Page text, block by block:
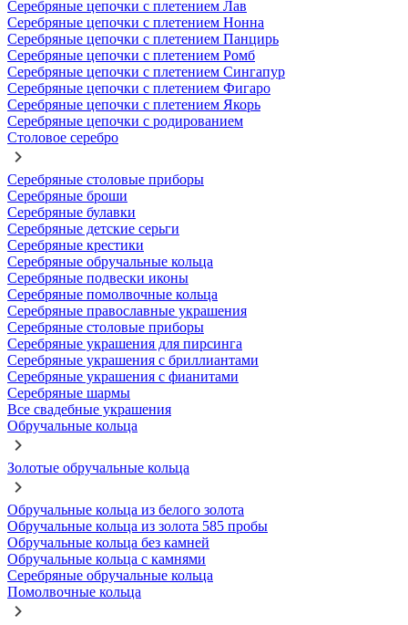
Серебряные цепочки с плетением Лав
Серебряные цепочки с плетением Нонна
Серебряные цепочки с плетением Панцирь
Серебряные цепочки с плетением Ромб
Серебряные цепочки с плетением Сингапур
Серебряные цепочки с плетением Фигаро
Серебряные цепочки с плетением Якорь
Серебряные цепочки с родированием
Столовое серебро
Серебряные столовые приборы
Серебряные броши
Серебряные булавки
Серебряные детские серьги
Серебряные крестики
Серебряные обручальные кольца
Серебряные подвески иконы
Серебряные помолвочные кольца
Серебряные православные украшения
Серебряные столовые приборы
Серебряные украшения для пирсинга
Серебряные украшения с бриллиантами
Серебряные украшения с фианитами
Серебряные шармы
Все свадебные украшения
Обручальные кольца
Золотые обручальные кольца
Обручальные кольца из белого золота
Обручальные кольца из золота 585 пробы
Обручальные кольца без камней
Обручальные кольца с камнями
Серебряные обручальные кольца
Помолвочные кольца